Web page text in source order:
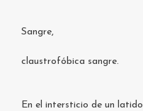
Sangre,
claustrofóbica sangre.
En el intersticio de un latido